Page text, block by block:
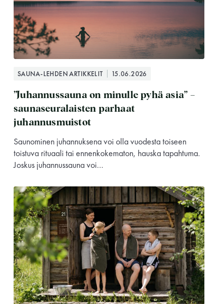
SAUNA-LEHDEN ARTIKKELIT 15.06.2026
”Juhannussauna on minulle pyhä asia” –
saunaseuralaisten parhaat
juhannusmuistot
Saunominen juhannuksena voi olla vuodesta toiseen
toistuva rituaali tai ennenkokematon, hauska tapahtuma.
Joskus juhannussauna voi…